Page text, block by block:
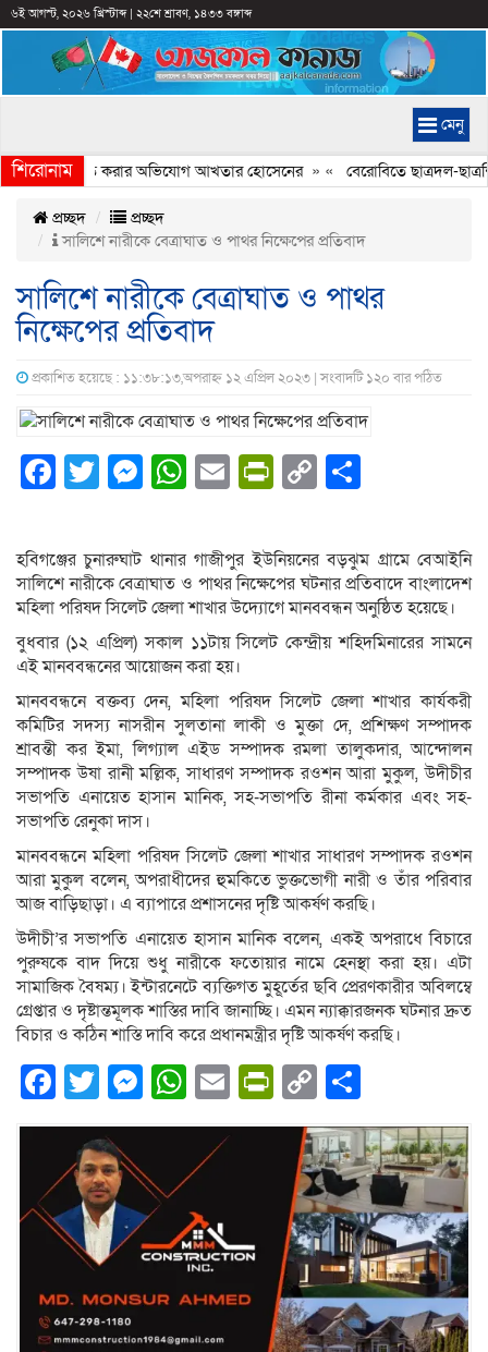
৬ই আগস্ট, ২০২৬ খ্রিস্টাব্দ| ২২শে শ্রাবণ, ১৪৩৩ বঙ্গাব্দ
মেনু
শিরোনাম
ইতিহাস বিকৃত করার অভিযোগ আখতার হোসেনের» «বেরোবিতে ছাত্রদল-
প্রচ্ছদ
প্রচ্ছদ
সালিশে নারীকে বেত্রাঘাত ও পাথর নিক্ষেপের প্রতিবাদ
সালিশে নারীকে বেত্রাঘাত ও পাথর
নিক্ষেপের প্রতিবাদ
প্রকাশিত হয়েছে : ১১:৩৮:১৩,অপরাহ্ন ১২ এপ্রিল ২০২৩ | সংবাদটি ১২০ বার পঠিত
Facebook
Twitter
Messenger
WhatsApp
EmailPrintFriendly
Copy
হবিগঞ্জের চুনারুঘাট থানার গাজীপুর ইউনিয়নের বড়ঝুম গ্রামে বেআইনি
সালিশে নারীকে বেত্রাঘাত ও পাথর নিক্ষেপের ঘটনার প্রতিবাদে বাংলাদেশ
মহিলা পরিষদ সিলেট জেলা শাখার উদ্যোগে মানববন্ধন অনুষ্ঠিত হয়েছে।
বুধবার (১২ এপ্রিল) সকাল ১১টায় সিলেট কেন্দ্রীয় শহিদমিনারের সামনে
এই মানববন্ধনের আয়োজন করা হয়।
মানববন্ধনে বক্তব্য দেন, মহিলা পরিষদ সিলেট জেলা শাখার কার্যকরী
কমিটির সদস্য নাসরীন সুলতানা লাকী ও মুক্তা দে, প্রশিক্ষণ সম্পাদক
শ্রাবন্তী কর ইমা, লিগ্যাল এইড সম্পাদক রমলা তালুকদার, আন্দোলন
সম্পাদক উষা রানী মল্লিক, সাধারণ সম্পাদক রওশন আরা মুকুল, উদীচীর
সভাপতি এনায়েত হাসান মানিক, সহ-সভাপতি রীনা কর্মকার এবং সহ-
সভাপতি রেনুকা দাস।
মানববন্ধনে মহিলা পরিষদ সিলেট জেলা শাখার সাধারণ সম্পাদক রওশন
আরা মুকুল বলেন, অপরাধীদের হুমকিতে ভুক্তভোগী নারী ও তাঁর পরিবার
আজ বাড়িছাড়া। এ ব্যাপারে প্রশাসনের দৃষ্টি আকর্ষণ করছি।
উদীচী’র সভাপতি এনায়েত হাসান মানিক বলেন, একই অপরাধে বিচারে
পুরুষকে বাদ দিয়ে শুধু নারীকে ফতোয়ার নামে হেনস্থা করা হয়। এটা
সামাজিক বৈষম্য। ইন্টারনেটে ব্যক্তিগত মুহূর্তের ছবি প্রেরণকারীর অবিলম্বে
গ্রেপ্তার ও দৃষ্টান্তমূলক শাস্তির দাবি জানাচ্ছি। এমন ন্যাক্কারজনক ঘটনার দ্রুত
বিচার ও কঠিন শাস্তি দাবি করে প্রধানমন্ত্রীর দৃষ্টি আকর্ষণ করছি।
Facebook
Twitter
Messenger
WhatsApp
EmailPrintFriendly
Copy
Link